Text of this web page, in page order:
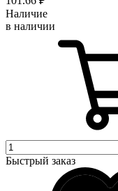
Наличие
в наличии
Быстрый заказ